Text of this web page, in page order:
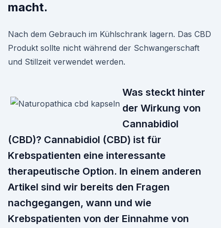
macht.
Nach dem Gebrauch im Kühlschrank lagern. Das CBD
Produkt sollte nicht während der Schwangerschaft
und Stillzeit verwendet werden.
Was steckt hinter
der Wirkung von
Cannabidiol
(CBD)? Cannabidiol (CBD) ist für
Krebspatienten eine interessante
therapeutische Option. In einem anderen
Artikel sind wir bereits den Fragen
nachgegangen, wann und wie
Krebspatienten von der Einnahme von